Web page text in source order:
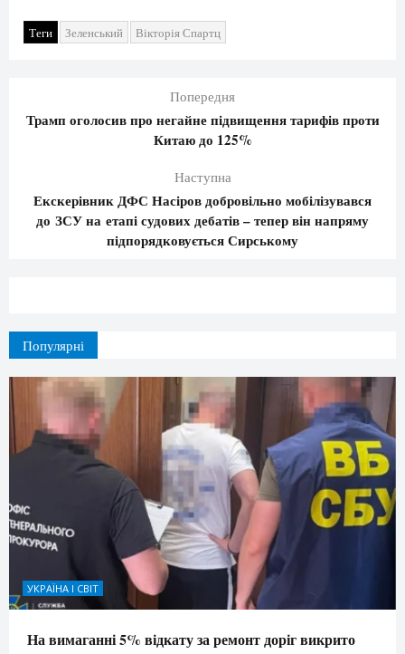
Теги Зеленський Вікторія Спартц
Попередня
Трамп оголосив про негайне підвищення тарифів проти
Китаю до 125%
Наступна
Екскерівник ДФС Насіров добровільно мобілізувався
до ЗСУ на етапі судових дебатів – тепер він напряму
підпорядковується Сирському
Популярні
УКРАЇНА І СВІТ
На вимаганні 5% відкату за ремонт доріг викрито